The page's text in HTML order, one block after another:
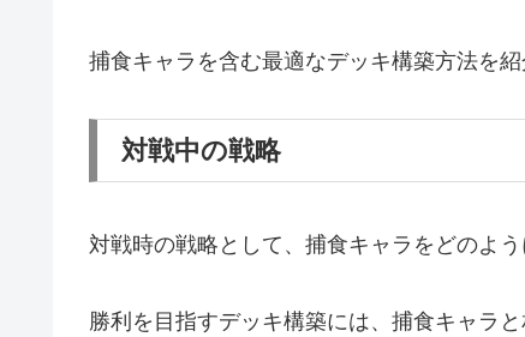
捕食キャラを含む最適なデッキ構築方法を紹
対戦中の戦略
対戦時の戦略として、捕食キャラをどのよ
勝利を目指すデッキ構築には、捕食キャラ